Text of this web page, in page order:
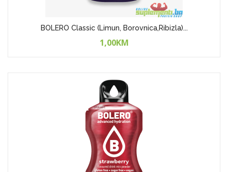
BOLERO Classic (Limun, Borovnica,Ribizla)...
1,00KM